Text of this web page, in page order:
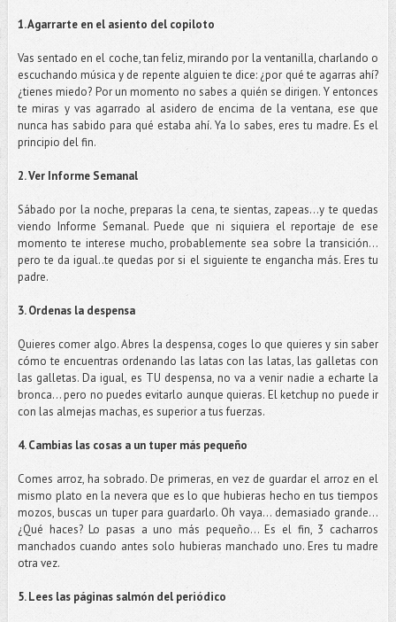
1. Agarrarte en el asiento del copiloto
Vas sentado en el coche, tan feliz, mirando por la ventanilla, charlando o
escuchando música y de repente alguien te dice: ¿por qué te agarras ahí?
¿tienes miedo? Por un momento no sabes a quién se dirigen. Y entonces
te miras y vas agarrado al asidero de encima de la ventana, ese que
nunca has sabido para qué estaba ahí. Ya lo sabes, eres tu madre. Es el
principio del fin.
2. Ver Informe Semanal
Sábado por la noche, preparas la cena, te sientas, zapeas…y te quedas
viendo Informe Semanal. Puede que ni siquiera el reportaje de ese
momento te interese mucho, probablemente sea sobre la transición…
pero te da igual..te quedas por si el siguiente te engancha más. Eres tu
padre.
3. Ordenas la despensa
Quieres comer algo. Abres la despensa, coges lo que quieres y sin saber
cómo te encuentras ordenando las latas con las latas, las galletas con
las galletas. Da igual, es TU despensa, no va a venir nadie a echarte la
bronca… pero no puedes evitarlo aunque quieras. El ketchup no puede ir
con las almejas machas, es superior a tus fuerzas.
4. Cambias las cosas a un tuper más pequeño
Comes arroz, ha sobrado. De primeras, en vez de guardar el arroz en el
mismo plato en la nevera que es lo que hubieras hecho en tus tiempos
mozos, buscas un tuper para guardarlo. Oh vaya… demasiado grande…
¿Qué haces? Lo pasas a uno más pequeño… Es el fin, 3 cacharros
manchados cuando antes solo hubieras manchado uno. Eres tu madre
otra vez.
5. Lees las páginas salmón del periódico